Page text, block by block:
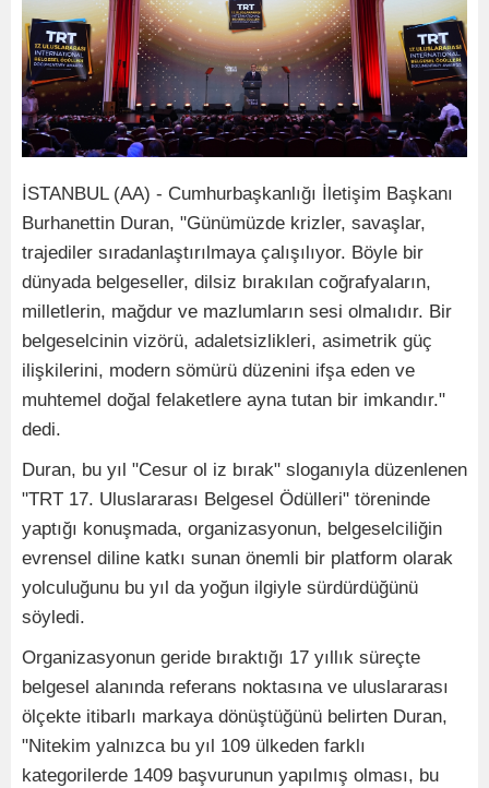
İSTANBUL (AA) - Cumhurbaşkanlığı İletişim Başkanı
Burhanettin Duran, "Günümüzde krizler, savaşlar,
trajediler sıradanlaştırılmaya çalışılıyor. Böyle bir
dünyada belgeseller, dilsiz bırakılan coğrafyaların,
milletlerin, mağdur ve mazlumların sesi olmalıdır. Bir
belgeselcinin vizörü, adaletsizlikleri, asimetrik güç
ilişkilerini, modern sömürü düzenini ifşa eden ve
muhtemel doğal felaketlere ayna tutan bir imkandır."
dedi.
Duran, bu yıl "Cesur ol iz bırak" sloganıyla düzenlenen
"TRT 17. Uluslararası Belgesel Ödülleri" töreninde
yaptığı konuşmada, organizasyonun, belgeselciliğin
evrensel diline katkı sunan önemli bir platform olarak
yolculuğunu bu yıl da yoğun ilgiyle sürdürdüğünü
söyledi.
Organizasyonun geride bıraktığı 17 yıllık süreçte
belgesel alanında referans noktasına ve uluslararası
ölçekte itibarlı markaya dönüştüğünü belirten Duran,
"Nitekim yalnızca bu yıl 109 ülkeden farklı
kategorilerde 1409 başvurunun yapılmış olması, bu